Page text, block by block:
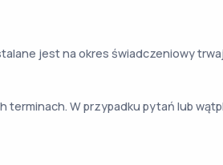
jest na okres świadczeniowy
terminach. W przypadku pytań lub